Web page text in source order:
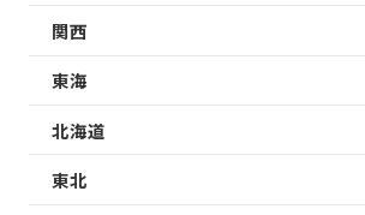
関西
東海
北海道
東北